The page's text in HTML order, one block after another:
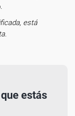
está
estás